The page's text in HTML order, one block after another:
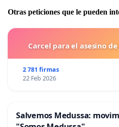
Otras peticiones que le pueden
Carcel para el asesino
2 781 firmas
22 Feb 2026
Salvemos Medussa: